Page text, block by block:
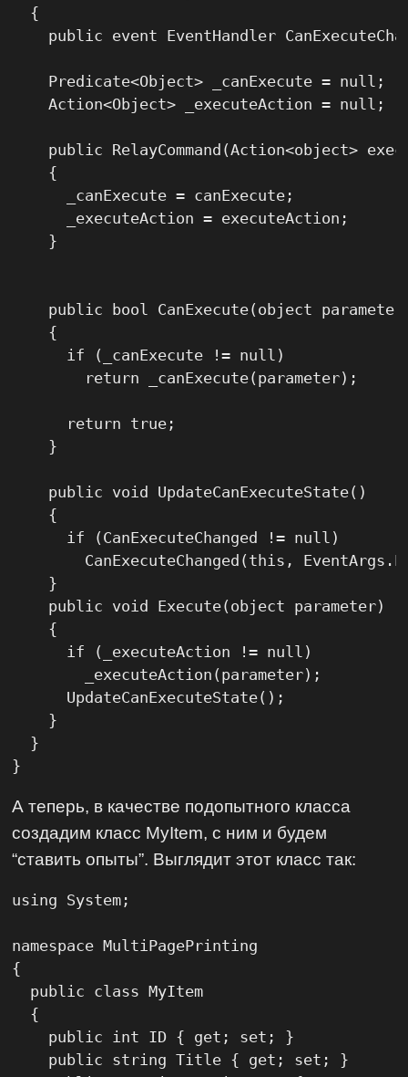
  {
public event EventHandler
    Predicate<Object> _canExecute = null;
    Action<Object> _executeAction = null;
public RelayCommand(Action<object>
    {
      _canExecute = canExecute;
      _executeAction = executeAction;
    }
public bool CanExecute(object
    {
      if (_canExecute != null)
        return _canExecute(parameter);
      return true;
    }
    public void UpdateCanExecuteState()
    {
      if (CanExecuteChanged != null)
CanExecuteChanged(this,
    }
    public void Execute(object parameter)
    {
      if (_executeAction != null)
        _executeAction(parameter);
      UpdateCanExecuteState();
    }
  }
}
А теперь, в качестве подопытного класса
создадим класс MyItem, с ним и будем
“ставить опыты”. Выглядит этот класс так:
using System;
namespace MultiPagePrinting
{
  public class MyItem
  {
    public int ID { get; set; }
    public string Title { get; set; }